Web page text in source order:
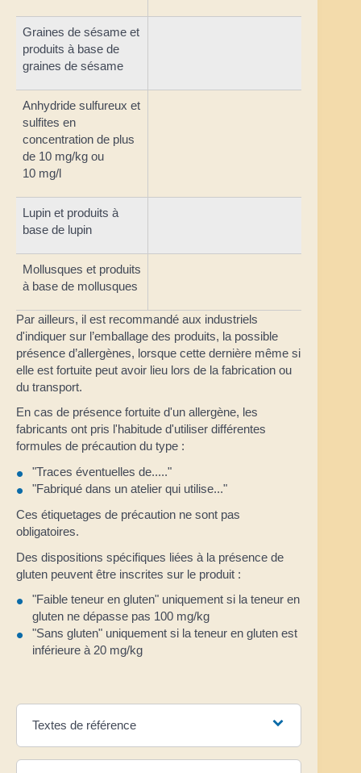
Graines de sésame et
produits à base de
graines de sésame
Anhydride sulfureux et
sulfites en
concentration de plus
de 10 mg/kg ou
10 mg/l
Lupin et produits à
base de lupin
Mollusques et produits
à base de mollusques
Par ailleurs, il est recommandé aux industriels
d'indiquer sur l’emballage des produits, la possible
présence d’allergènes, lorsque cette dernière même si
elle est fortuite peut avoir lieu lors de la fabrication ou
du transport.
En cas de présence fortuite d'un allergène, les
fabricants ont pris l'habitude d'utiliser différentes
formules de précaution du type :
"Traces éventuelles de....."
"Fabriqué dans un atelier qui utilise..."
Ces étiquetages de précaution ne sont pas
obligatoires.
Des dispositions spécifiques liées à la présence de
gluten peuvent être inscrites sur le produit :
"Faible teneur en gluten" uniquement si la teneur en
gluten ne dépasse pas 100 mg/kg
"Sans gluten" uniquement si la teneur en gluten est
inférieure à 20 mg/kg
Textes de référence